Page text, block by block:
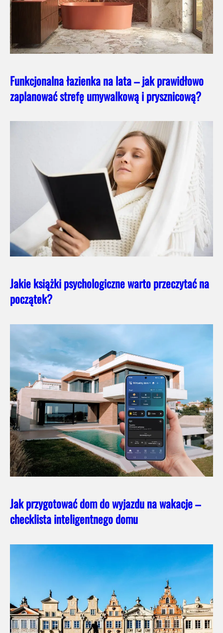
Funkcjonalna łazienka na lata – jak prawidłowo
zaplanować strefę umywalkową i prysznicową?
Jakie książki psychologiczne warto przeczytać na
początek?
Jak przygotować dom do wyjazdu na wakacje –
checklista inteligentnego domu